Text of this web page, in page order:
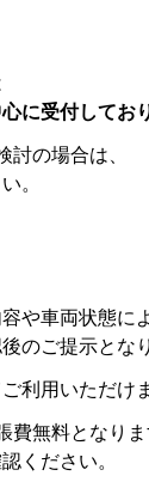
に受付してお
討の場合は、
。
や車両状態に
のご提示とな
利用いただけ
無料となりま
ください。